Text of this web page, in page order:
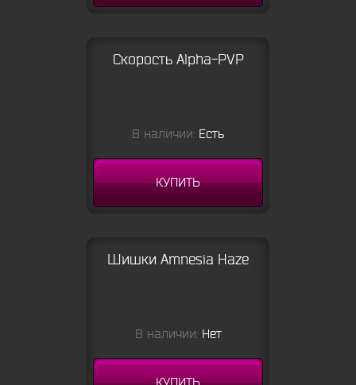
Скорость Alpha-PVP
В наличии: Есть
КУПИТЬ
Шишки Amnesia Haze
В наличии: Нет